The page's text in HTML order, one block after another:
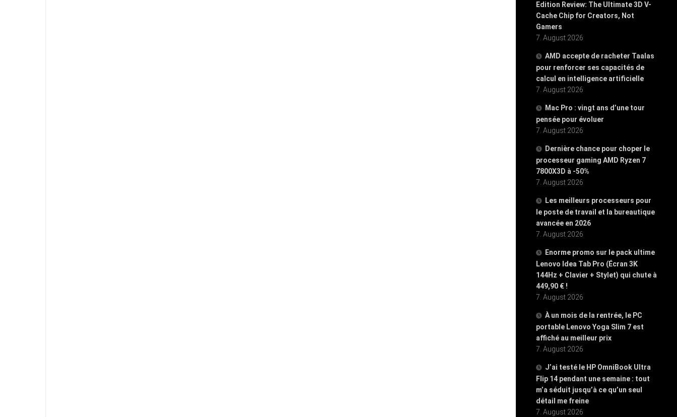
Edition Review: The Ultimate 3D V-
Cache Chip for Creators, Not
Gamers
7. August 2026
AMD accepte de racheter Taalas
pour renforcer ses capacités de
calcul en intelligence artificielle
7. August 2026
Mac Pro : vingt ans d’une tour
pensée pour évoluer
7. August 2026
Dernière chance pour choper le
processeur gaming AMD Ryzen 7
7800X3D à -50%
7. August 2026
Les meilleurs processeurs pour
le poste de travail et la bureautique
avancée en 2026
7. August 2026
Enorme promo sur le pack ultime
Lenovo Idea Tab Pro (Écran 3K
144Hz + Clavier + Stylet) qui chute à
449,90 € !
7. August 2026
À un mois de la rentrée, le PC
portable Lenovo Yoga Slim 7 est
affiché au meilleur prix
7. August 2026
J’ai testé le HP OmniBook Ultra
Flip 14 pendant une semaine : tout
m’a séduit jusqu’à ce qu’un seul
détail me freine
7. August 2026